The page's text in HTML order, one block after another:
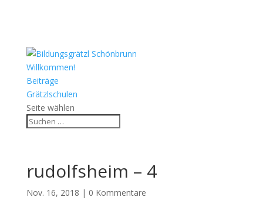
Willkommen!
Beiträge
Grätzlschulen
Seite wählen
rudolfsheim – 4
Nov. 16, 2018 | 0 Kommentare